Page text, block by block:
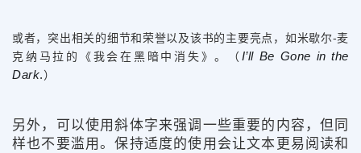
或者，突出相关的细节和荣誉以及该书的主要亮点，如米歇尔-麦
克纳马拉的《我会在黑暗中消失》。（ I’ll Be Gone in the
Dark.）
另外，可以使用斜体字来强调一些重要的内容，但同
样也不要滥用。保持适度的使用会让文本更易阅读和